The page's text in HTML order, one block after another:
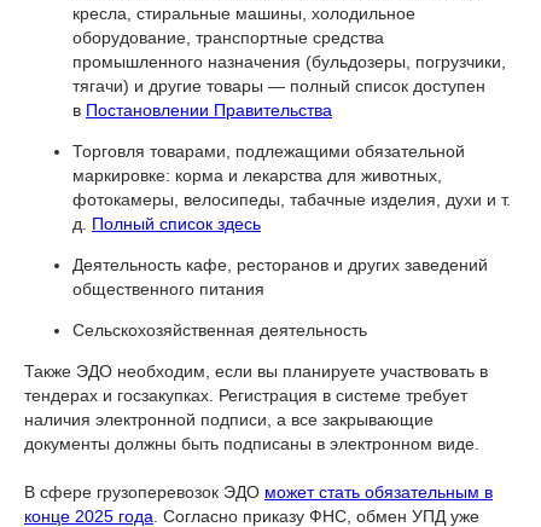
кресла, стиральные машины, холодильное
оборудование, транспортные средства
промышленного назначения (бульдозеры, погрузчики,
тягачи) и другие товары — полный список доступен
в Постановлении Правительства
Торговля товарами, подлежащими обязательной
маркировке: корма и лекарства для животных,
фотокамеры, велосипеды, табачные изделия, духи и т.
д. Полный список здесь
Деятельность кафе, ресторанов и других заведений
общественного питания
Сельскохозяйственная деятельность
Также ЭДО необходим, если вы планируете участвовать в
тендерах и госзакупках. Регистрация в системе требует
наличия электронной подписи, а все закрывающие
документы должны быть подписаны в электронном виде.
В сфере грузоперевозок ЭДО может стать обязательным в
конце 2025 года . Согласно приказу ФНС, обмен УПД уже